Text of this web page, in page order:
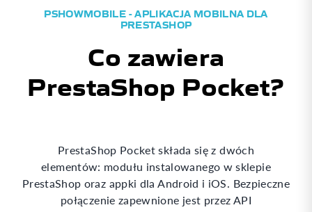
Co zawiera
PrestaShop Pocket?
PSHOWMOBILE - APLIKACJA MOBILNA DLA
PRESTASHOP
PrestaShop Pocket składa się z dwóch
elementów: modułu instalowanego w sklepie
PrestaShop oraz appki dla Android i iOS. Bezpieczne
połączenie zapewnione jest przez API